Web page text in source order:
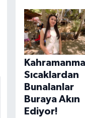
Sıcaklardan
Bunalanlar
Buraya Akın
Ediyor!